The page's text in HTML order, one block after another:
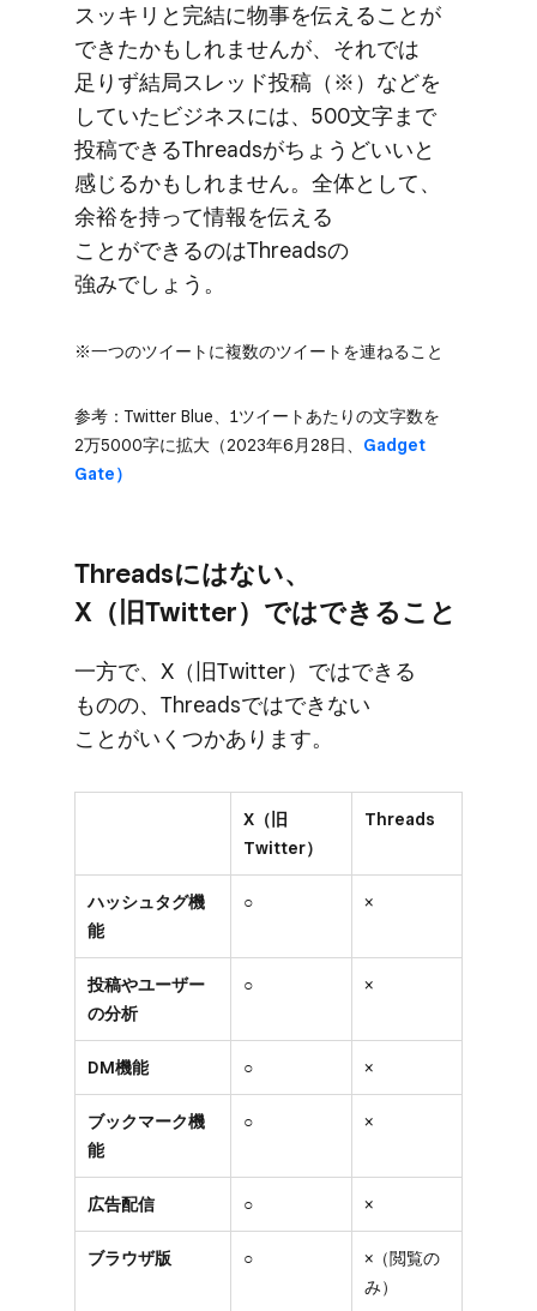
スッキリと​完結に​物事を​伝える​ことが​
できたかもしれませんが、​それでは​
足りず結局​スレッド投稿​（※）などを​
していた​ビジネスには、​500文字まで​
投稿できる​Threadsが​ちょうど​いいと​
感じるかもしれません。​全体と​して、​
余裕を​持って情報を​伝える​
ことができるのは​Threadsの​
強みでしょう。
※​一つの​ツイートに​複数の​ツイートを​連ねる​こと
参考：Twitter Blue、​1ツイートあたりの​文字数を​
2万5000字に​拡大（2023年6月28日、 ​Gadget
Gate）
Threadsには​ない、​
X（旧Twitter）では​できる​こと
一方で、​X（旧Twitter）では​できる​
ものの、​Threadsでは​できない​
ことがいくつか​あります。
X（旧
Twitter）
Threads
ハッシュタグ機
能
○ ×
投稿やユーザー
の分析
○ ×
DM機能 ○ ×
ブックマーク機
能
○ ×
広告配信 ○ ×
ブラウザ版 ○
×（閲覧の
み）